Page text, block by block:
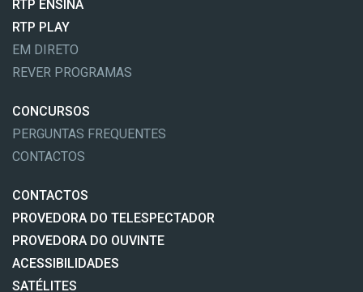
RTP ENSINA
RTP PLAY
EM DIRETO
REVER PROGRAMAS
CONCURSOS
PERGUNTAS FREQUENTES
CONTACTOS
CONTACTOS
PROVEDORA DO TELESPECTADOR
PROVEDORA DO OUVINTE
ACESSIBILIDADES
SATÉLITES